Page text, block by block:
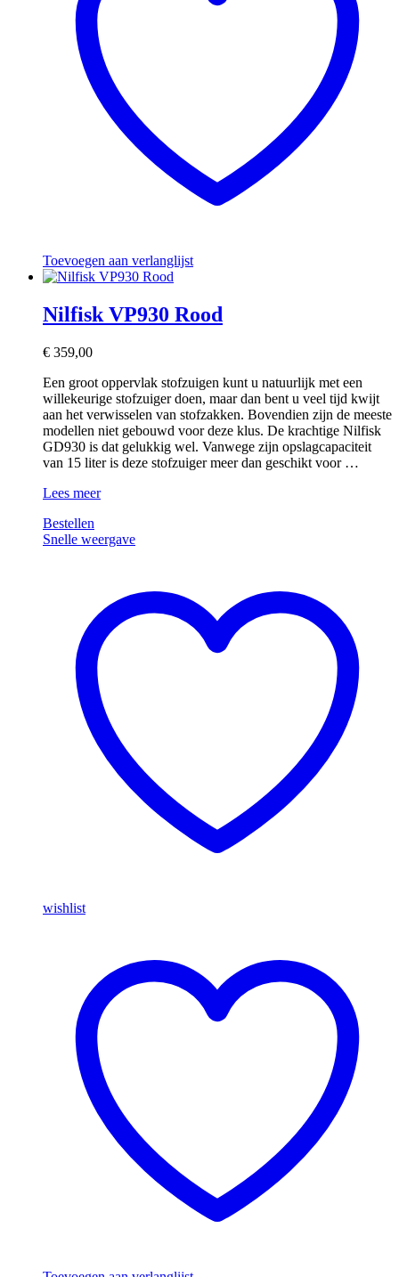
Toevoegen aan verlanglijst
Nilfisk VP930 Rood
€ 359,00
Een groot oppervlak stofzuigen kunt u natuurlijk met een
willekeurige stofzuiger doen, maar dan bent u veel tijd kwijt
aan het verwisselen van stofzakken. Bovendien zijn de meeste
modellen niet gebouwd voor deze klus. De krachtige Nilfisk
GD930 is dat gelukkig wel. Vanwege zijn opslagcapaciteit
van 15 liter is deze stofzuiger meer dan geschikt voor …
Nilfisk
Rood
Lees meer
Bestellen
Snelle weergave
wishlist